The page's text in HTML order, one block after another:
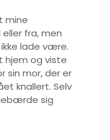
mine
fra, men
lade være.
hjem og viste
sin mor, der er
knallert. Selv
sig